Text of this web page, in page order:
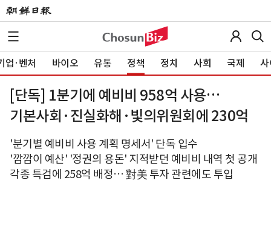
업·벤처 바이오 유통 정책 정치 사회 국제 사
[단독] 1분기에 예비비 958억 사용…
기본사회·진실화해·빛의위원회에 230억
'분기별 예비비 사용 계획 명세서' 단독 입수
'깜깜이 예산' '정권의 용돈' 지적받던 예비비 내역 첫 공개
각종 특검에 258억 배정… 對美 투자 관련에도 투입